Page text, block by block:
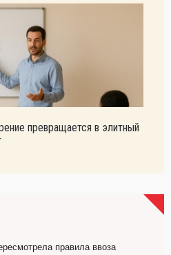
превращается в элитный
правила ввоза